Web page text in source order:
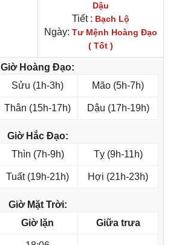
Dậu
Tiết : Bạch Lộ
Ngày: Tư Mệnh Hoàng Đạo
( Tốt )
Giờ Hoàng Đạo:
Sửu (1h-3h) Mão (5h-7h)
Thân (15h-17h) Dậu (17h-19h)
Giờ Hắc Đạo:
Thìn (7h-9h) Tỵ (9h-11h)
Tuất (19h-21h) Hợi (21h-23h)
Giờ Mặt Trời:
Giờ lặn Giữa trưa